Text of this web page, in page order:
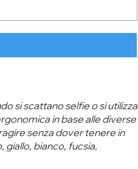
si scattano selfie o si utilizza
in base alle diverse
senza dover tenere in
giallo, bianco, fucsia,